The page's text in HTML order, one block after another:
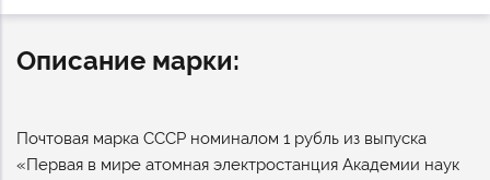
Описание марки:
Почтовая марка СССР номиналом 1 рубль из выпуска
«Первая в мире атомная электростанция Академии наук